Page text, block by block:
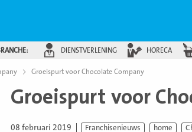
DIENSTVERLENING HORECA
Groeispurt voor Chocolate Company
Groeispurt voor
08 februari 2019 Franchisenieuws home